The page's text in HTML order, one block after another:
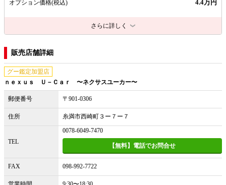
オプション価格(税込) 4.4万円
さらに詳しく
販売店舗詳細
グー鑑定加盟店
ｎｅｘｕｓ Ｕ－Ｃａｒ 〜ネクサスユーカー〜
郵便番号 〒901-0306
住所 糸満市西崎町３ー７ー７
TEL
0078-6049-7470
【無料】電話でお問合せ
FAX 098-992-7722